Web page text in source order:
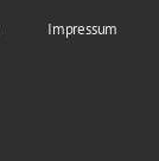
Impressum